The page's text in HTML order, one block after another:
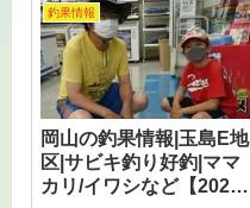
釣果情報
岡山の釣果情報|玉島E地
区|サビキ釣り好釣|ママ
カリ/イワシなど【2023